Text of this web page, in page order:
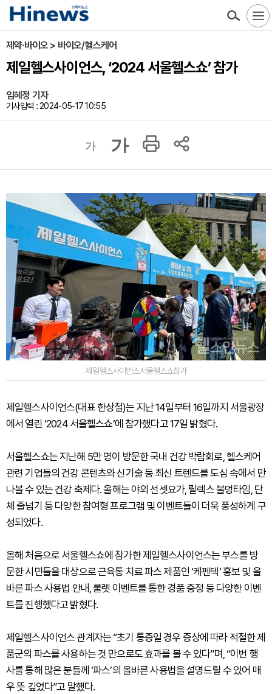
제약·바이오 > 바이오/헬스케어
제일헬스사이언스, ‘2024 서울헬스쇼’ 참가
임혜정 기자
기사입력 : 2024-05-17 10:55
가 가
제일헬스사이언스서울헬스쇼참가
제일헬스사이언스(대표 한상철)는 지난 14일부터 16일까지 서울광장
에서 열린 ‘2024 서울헬스쇼’에 참가했다고 17일 밝혔다.
서울헬스쇼는 지난해 5만 명이 방문한 국내 건강 박람회로, 헬스케어
관련 기업들의 건강 콘텐츠와 신기술 등 최신 트렌드를 도심 속에서 만
나볼 수 있는 건강 축제다. 올해는 야외 선셋요가, 릴렉스 불멍타임, 단
체 줄넘기 등 다양한 참여형 프로그램 및 이벤트들이 더욱 풍성하게 구
성되었다.
올해 처음으로 서울헬스쇼에 참가한 제일헬스사이언스는 부스를 방
문한 시민들을 대상으로 근육통 치료 파스 제품인 ‘케펜텍’ 홍보 및 올
바른 파스 사용법 안내, 룰렛 이벤트를 통한 경품 증정 등 다양한 이벤
트를 진행했다고 밝혔다.
제일헬스사이언스 관계자는 “초기 통증일 경우 증상에 따라 적절한 제
품군의 파스를 사용하는 것 만으로도 효과를 볼 수 있다”며, “이번 행
사를 통해 많은 분들께 ‘파스’의 올바른 사용법을 설명드릴 수 있어 매
우 뜻 깊었다”고 말했다.